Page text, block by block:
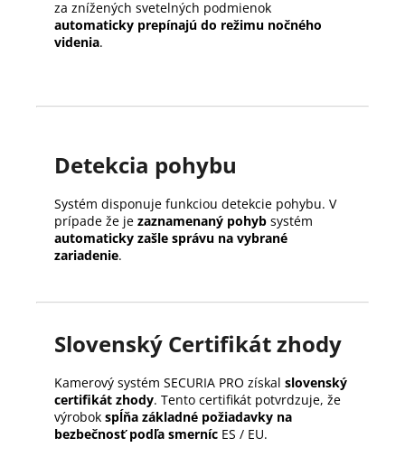
za znížených svetelných podmienok
automaticky prepínajú do režimu nočného
videnia.
Detekcia pohybu
Systém disponuje funkciou detekcie pohybu. V
prípade že je zaznamenaný pohyb systém
automaticky zašle správu na vybrané
zariadenie.
Slovenský Certifikát zhody
Kamerový systém SECURIA PRO získal slovenský
certifikát zhody. Tento certifikát potvrdzuje, že
výrobok spĺňa základné požiadavky na
bezbečnosť podľa smerníc ES / EU.